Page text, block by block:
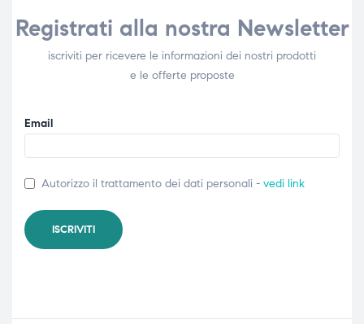
Registrati alla nostra Newsletter
iscriviti per ricevere le informazioni dei nostri prodotti
e le offerte proposte
Email
Autorizzo il trattamento dei dati personali - vedi link